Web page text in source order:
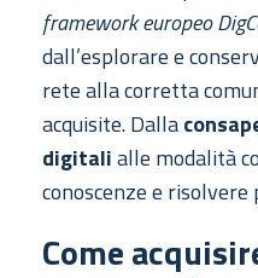
framework europeo
dall’esplorare e
rete alla corretta
acquisite. Dalla
digitalialle modalità
conoscenze e
Come